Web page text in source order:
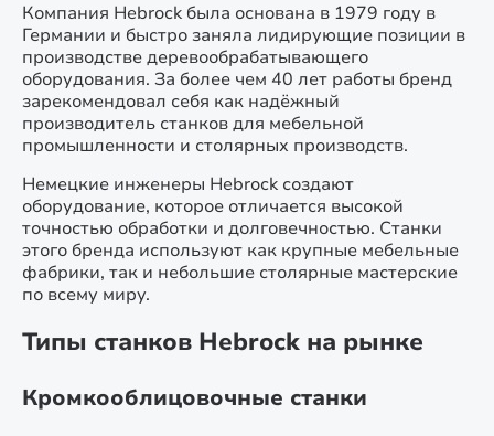
Компания Hebrock была основана в 1979 году в
Германии и быстро заняла лидирующие позиции в
производстве деревообрабатывающего
оборудования. За более чем 40 лет работы бренд
зарекомендовал себя как надёжный
производитель станков для мебельной
промышленности и столярных производств.
Немецкие инженеры Hebrock создают
оборудование, которое отличается высокой
точностью обработки и долговечностью. Станки
этого бренда используют как крупные мебельные
фабрики, так и небольшие столярные мастерские
по всему миру.
Типы станков Hebrock на рынке
Кромкооблицовочные станки